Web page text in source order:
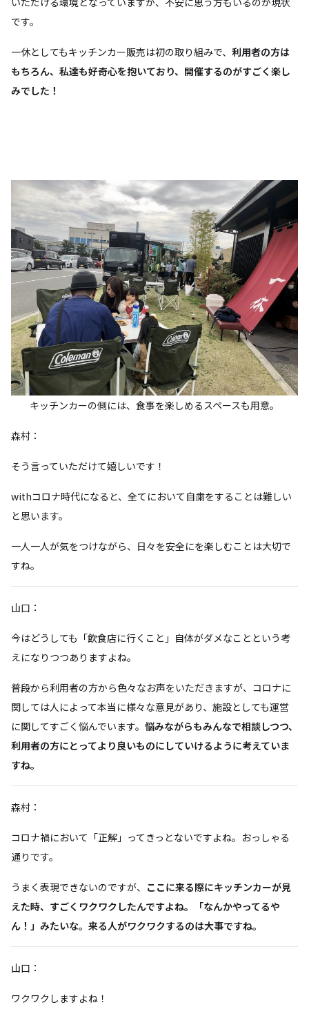
です。
一休としてもキッチンカー販売は初の取り組みで、 利用者の方は
もちろん、私達も好奇心を抱いており、開催するのがすごく楽し
みでした！
キッチンカーの側には、食事を楽しめるスペースも用意。
森村：
そう言っていただけて嬉しいです！
withコロナ時代になると、全てにおいて自粛をすることは難しい
と思います。
一人一人が気をつけながら、日々を安全にを楽しむことは大切で
すね。
山口：
今はどうしても「飲食店に行くこと」自体がダメなことという考
えになりつつありますよね。
普段から利用者の方から色々なお声をいただきますが、コロナに
関しては人によって本当に様々な意見があり、施設としても運営
に関してすごく悩んでいます。 悩みながらもみんなで相談しつつ、
利用者の方にとってより良いものにしていけるように考えていま
すね。
森村：
コロナ禍において「正解」ってきっとないですよね。おっしゃる
通りです。
うまく表現できないのですが、 ここに来る際にキッチンカーが見
えた時、すごくワクワクしたんですよね。「なんかやってるや
ん！」みたいな。来る人がワクワクするのは大事ですね。
山口：
ワクワクしますよね！